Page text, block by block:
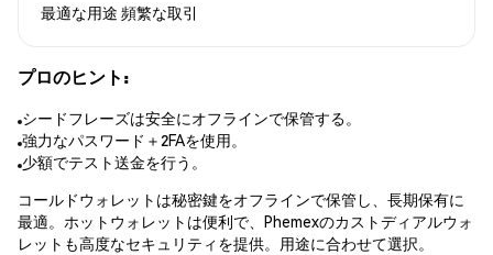
最適な用途 頻繁な取引
プロのヒント:
シードフレーズは安全にオフラインで保管する。
強力なパスワード＋2FAを使用。
少額でテスト送金を行う。
コールドウォレットは秘密鍵をオフラインで保管し、長期保有に
最適。ホットウォレットは便利で、Phemexのカストディアルウォ
レットも高度なセキュリティを提供。用途に合わせて選択。